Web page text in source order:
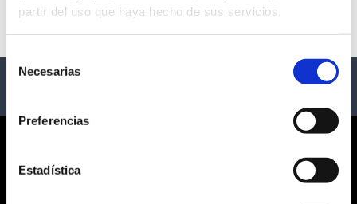
partir del uso que haya hecho de sus servicios.
Selección
Necesarias
Preferencias
Estadística
Eventos de Juan Dávila